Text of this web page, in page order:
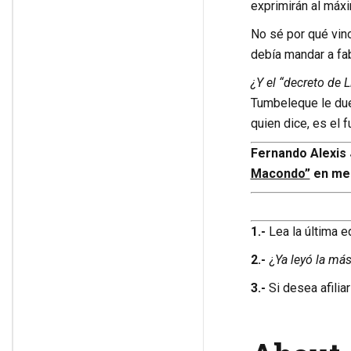
exprimirán al
No sé por qué
debía mandar a
¿Y el “decreto de
Tumbeleque le
quien dice, es el
Fernando
Macondo”en
1.- Lea la última
2.- ¿ Ya leyó la
3.- Si desea